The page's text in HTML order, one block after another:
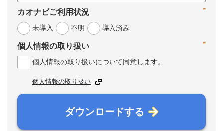
*
カオナビご利用状況
未導入
不明 導入済み
*
個人情報の取り扱い
個人情報の取り扱いについて同意します。
個人情報の取り扱い
ダウンロードする